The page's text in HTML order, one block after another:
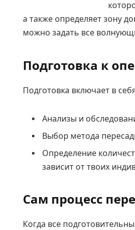
а также определяет зону
можно задать все
Подготовка к
Подготовка включает в
Анализы и
Выбор метода
Определение
зависит от твоих
Сам процесс
Когда все